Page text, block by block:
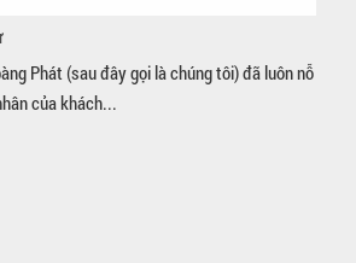
Phát (sau đây gọi là chúng tôi) đã luôn nỗ
của khách...